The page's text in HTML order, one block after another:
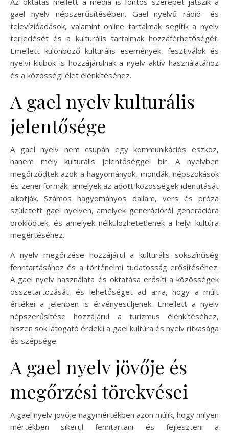
gael nyelv népszerűsítésében. Gael nyelvű rádió- és
televízióadások, valamint online tartalmak segítik a nyelv
terjedését és a kulturális tartalmak hozzáférhetőségét.
Emellett különböző kulturális események, fesztiválok és
nyelvi klubok is hozzájárulnak a nyelv aktív használatához
és a közösségi élet élénkítéséhez.
A gael nyelv kulturális
jelentősége
A gael nyelv nem csupán egy kommunikációs eszköz,
hanem mély kulturális jelentőséggel bír. A nyelvben
megőrződtek azok a hagyományok, mondák, népszokások
és zenei formák, amelyek az adott közösségek identitását
alkotják. Számos hagyományos dallam, vers és próza
született gael nyelven, amelyek generációról generációra
öröklődtek, és amelyek nélkülözhetetlenek a helyi kultúra
megértéséhez.
A nyelv megőrzése hozzájárul a kulturális sokszínűség
fenntartásához és a történelmi tudatosság erősítéséhez.
A gael nyelv használata és oktatása erősíti a közösségek
összetartozását, és lehetőséget ad arra, hogy a múlt
értékei a jelenben is érvényesüljenek. Emellett a nyelv
népszerűsítése hozzájárul a turizmus élénkítéséhez,
hiszen sok látogató érdekli a gael kultúra és nyelv ritkasága
és szépsége.
A gael nyelv jövője és
megőrzési törekvései
A gael nyelv jövője nagymértékben azon múlik, hogy milyen
mértékben sikerül fenntartani és fejleszteni a